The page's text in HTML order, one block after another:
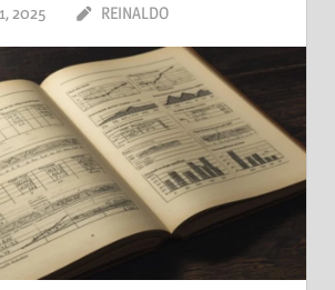
2025 REINALDO